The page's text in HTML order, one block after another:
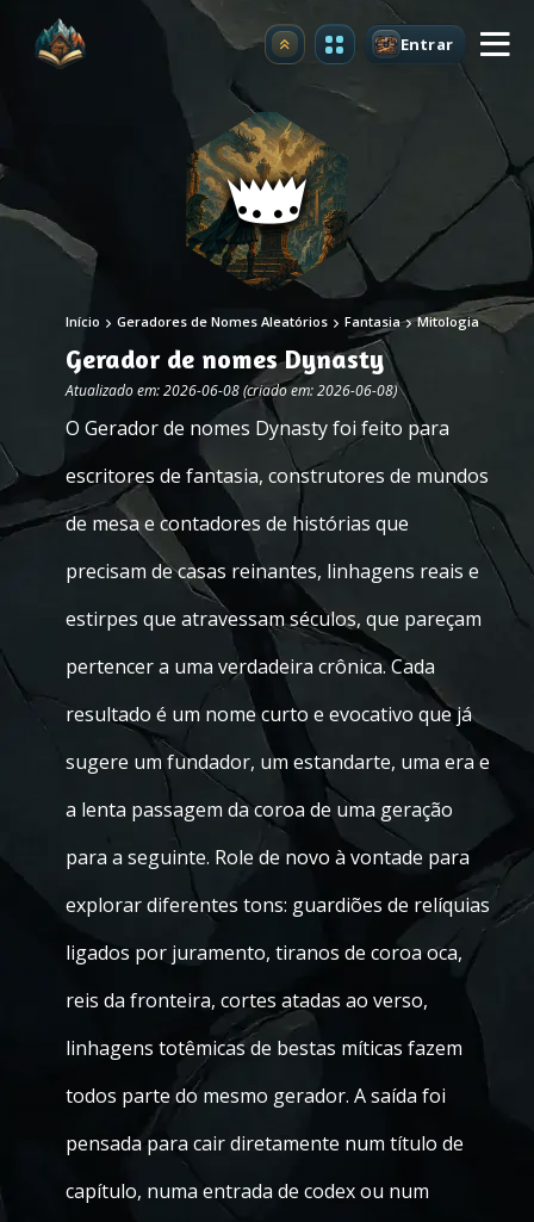
Atualizar Entrar
Início Geradores de Nomes Aleatórios Fantasia Mitologia
Gerador de nomes Dynasty
Atualizado em: 2026-06-08 (criado em: 2026-06-08)
O Gerador de nomes Dynasty foi feito para
escritores de fantasia, construtores de mundos
de mesa e contadores de histórias que
precisam de casas reinantes, linhagens reais e
estirpes que atravessam séculos, que pareçam
pertencer a uma verdadeira crônica. Cada
resultado é um nome curto e evocativo que já
sugere um fundador, um estandarte, uma era e
a lenta passagem da coroa de uma geração
para a seguinte. Role de novo à vontade para
explorar diferentes tons: guardiões de relíquias
ligados por juramento, tiranos de coroa oca,
reis da fronteira, cortes atadas ao verso,
linhagens totêmicas de bestas míticas fazem
todos parte do mesmo gerador. A saída foi
pensada para cair diretamente num título de
capítulo, numa entrada de codex ou num